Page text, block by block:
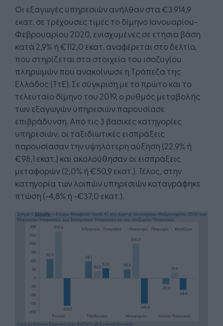
Oι εξαγωγές υπηρεσιών ανήλθαν στα €3.914,9
εκατ. σε τρέχουσες τιμές το δίμηνο Ιανουαρίου-
Φεβρουαρίου 2020, ενισχυμένες σε ετήσια βάση
κατά 2,9% ή €112,0 εκατ. αναφέρεται στο δελτίο,
που στηρίζεται στα στοιχεία του ισοζυγίου
πληρωμών που ανακοίνωσε η Τράπεζα της
Ελλάδος (ΤτΕ). Σε σύγκριση με το πρώτο και το
τελευταίο δίμηνο του 2019, ο ρυθμός μεταβολής
των εξαγωγών υπηρεσιών παρουσίασε
επιβράδυνση. Από τις 3 βασικές κατηγορίες
υπηρεσιών, οι ταξιδιωτικές εισπράξεις
παρουσίασαν την υψηλότερη αύξηση (22,9% ή
€98,1 εκατ.) και ακολούθησαν οι εισπράξεις
μεταφορών (2,0% ή €50,9 εκατ.). Τέλος, στην
κατηγορία των λοιπών υπηρεσιών καταγράφηκε
πτώση (-4,8% ή -€37,0 εκατ.).